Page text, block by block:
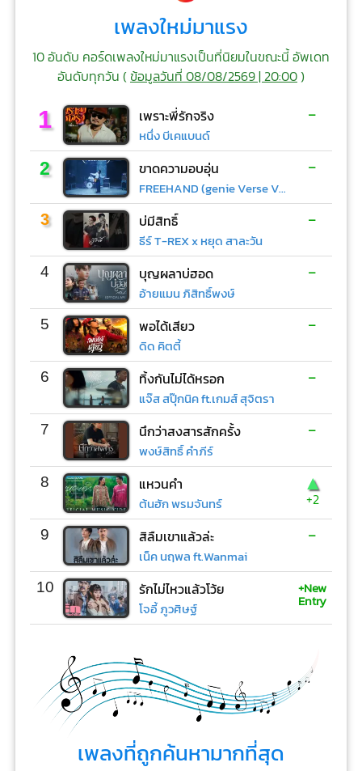
เพลงใหม่มาแรง
10 อันดับ คอร์ดเพลงใหม่มาแรงเป็นที่นิยมในขณะนี้ อัพเดท
อันดับทุกวัน (ข้อมูลวันที่ 08/08/2569 | 20:00)
1 เพราะพี่รักจริง
หนึ่ง บีเคแบนด์
-
2 ขาดความอบอุ่น
FREEHAND (genie Verse Vol.1)
-
3 บ่มีสิทธิ์
ธีร์ T-REX x หยุด สาละวัน
-
4 บุญผลาบ่ฮอด
อ้ายแมน ภิสิทธิ์พงษ์
-
5 พอได้เสียว
ดิด คิตตี้
-
6 ทิ้งกันไม่ได้หรอก
แจ๊ส สปุ๊กนิค ft.เกมส์ สุจิตรา
-
7 นึกว่าสงสารสักครั้ง
พงษ์สิทธิ์ คำภีร์
-
8 แหวนคำ
ต้นฮัก พรมจันทร์
▲
+2
9 สิลืมเขาแล้วล่ะ
เน็ค นฤพล ft.Wanmai
-
10 รักไม่ไหวแล้วโว้ย
โจอี้ ภูวศิษฐ์
+New
Entry
เพลงที่ถูกค้นหามากที่สุด